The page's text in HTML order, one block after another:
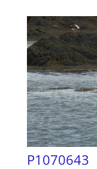
P1070643